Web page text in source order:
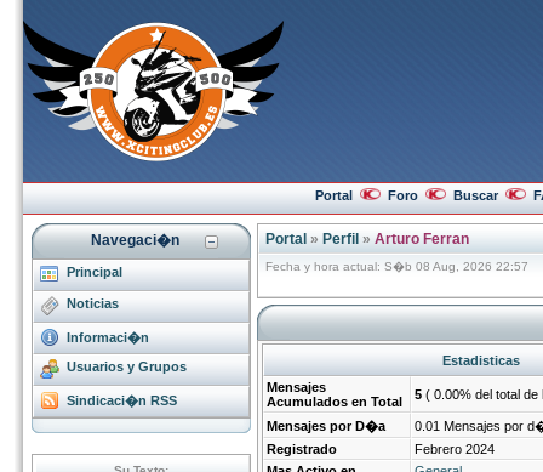
Portal Foro Buscar
Navegaci�n
Principal
Noticias
Informaci�n
Usuarios y Grupos
Sindicaci�n RSS
Portal » Perfil » Arturo Ferran
Fecha y hora actual: S�b 08 Aug, 2026 22:57
Estadisticas
Mensajes
Acumulados en Total
5 ( 0.00% del total
Mensajes por D�a
0.01 Mensajes por
Registrado
Febrero 2024